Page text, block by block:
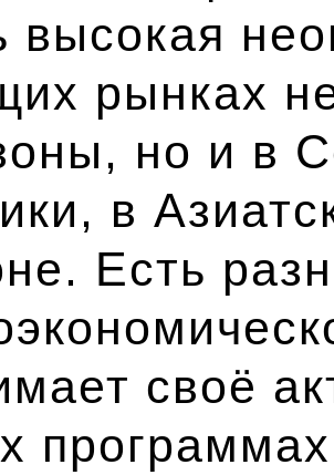
высокая
рынках
но и в
в
Есть
своё